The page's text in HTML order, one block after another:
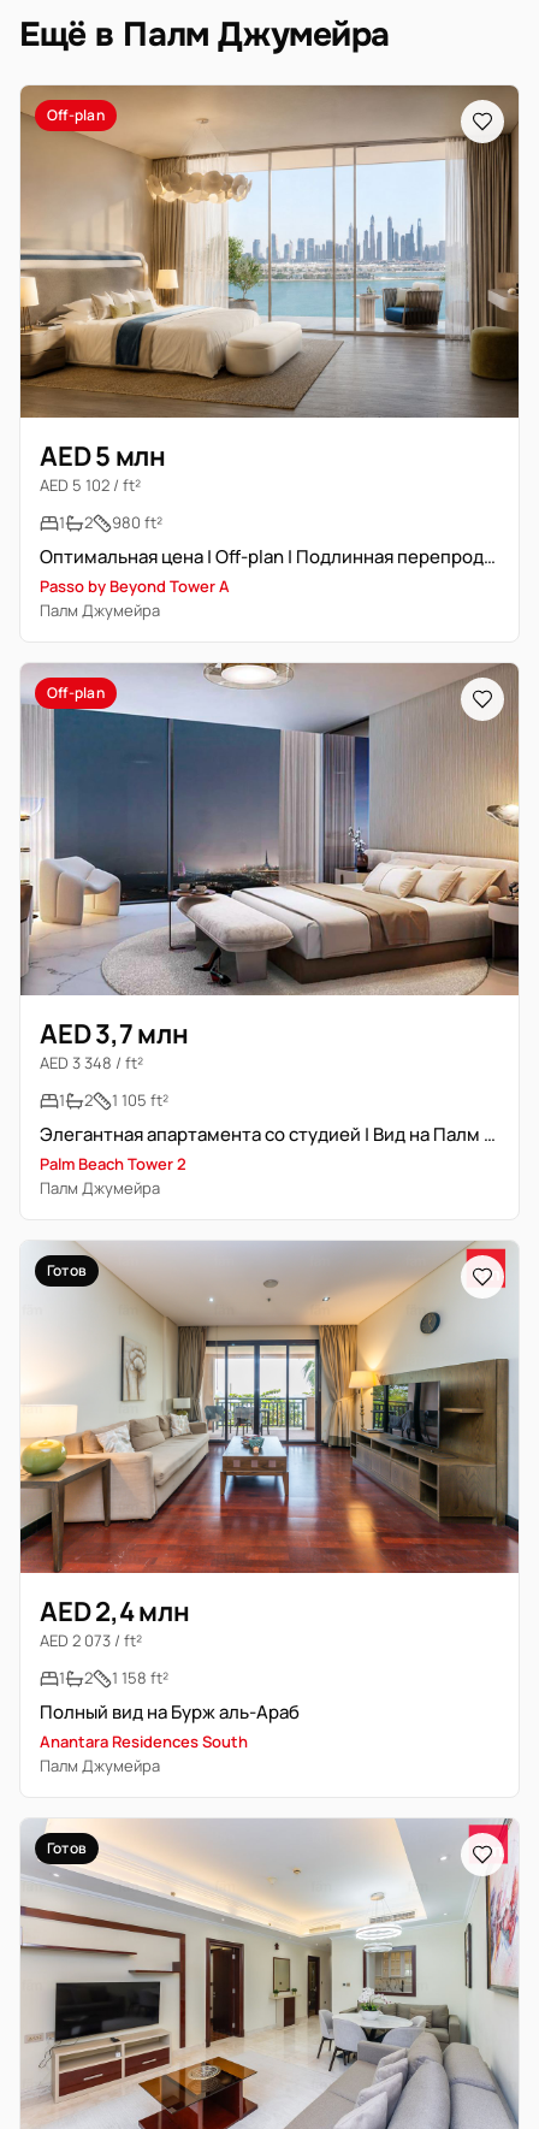
Ещё в Палм Джумейра
Off-plan
AED 5 млн
AED 5 102 / ft²
1
2 980 ft²
Оптимальная цена | Off-plan | Подлинная перепродажа
Passo by Beyond Tower A
Палм Джумейра
Off-plan
AED 3,7 млн
AED 3 348 / ft²
1
2 1 105 ft²
Элегантная апартамента со студией | Вид на Палм Джумейра | 08 Series
Palm Beach Tower 2
Палм Джумейра
Готов
AED 2,4 млн
AED 2 073 / ft²
1
2 1 158 ft²
Полный вид на Бурж аль-Араб
Anantara Residences South
Палм Джумейра
Готов